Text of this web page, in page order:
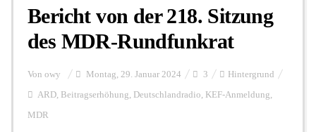
Bericht von der 218. Sitzung
des MDR-Rundfunkrat
Von owy Montag, 29. Januar 2024 3 Hintergrund
ARD, Beitragserhöhung, Deutschlandradio, KEF-Anmeldung,
MDR